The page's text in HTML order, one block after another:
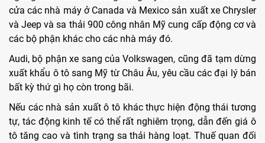
cửa các nhà máy ở Canada và Mexico sản xuất xe Chrysler
và Jeep và sa thải 900 công nhân Mỹ cung cấp động cơ và
các bộ phận khác cho các nhà máy đó.
Audi, bộ phận xe sang của Volkswagen, cũng đã tạm dừng
xuất khẩu ô tô sang Mỹ từ Châu Âu, yêu cầu các đại lý bán
bất kỳ thứ gì họ còn trong bãi.
Nếu các nhà sản xuất ô tô khác thực hiện động thái tương
tự, tác động kinh tế có thể rất nghiêm trọng, dẫn đến giá ô
tô tăng cao và tình trạng sa thải hàng loạt. Thuế quan đối